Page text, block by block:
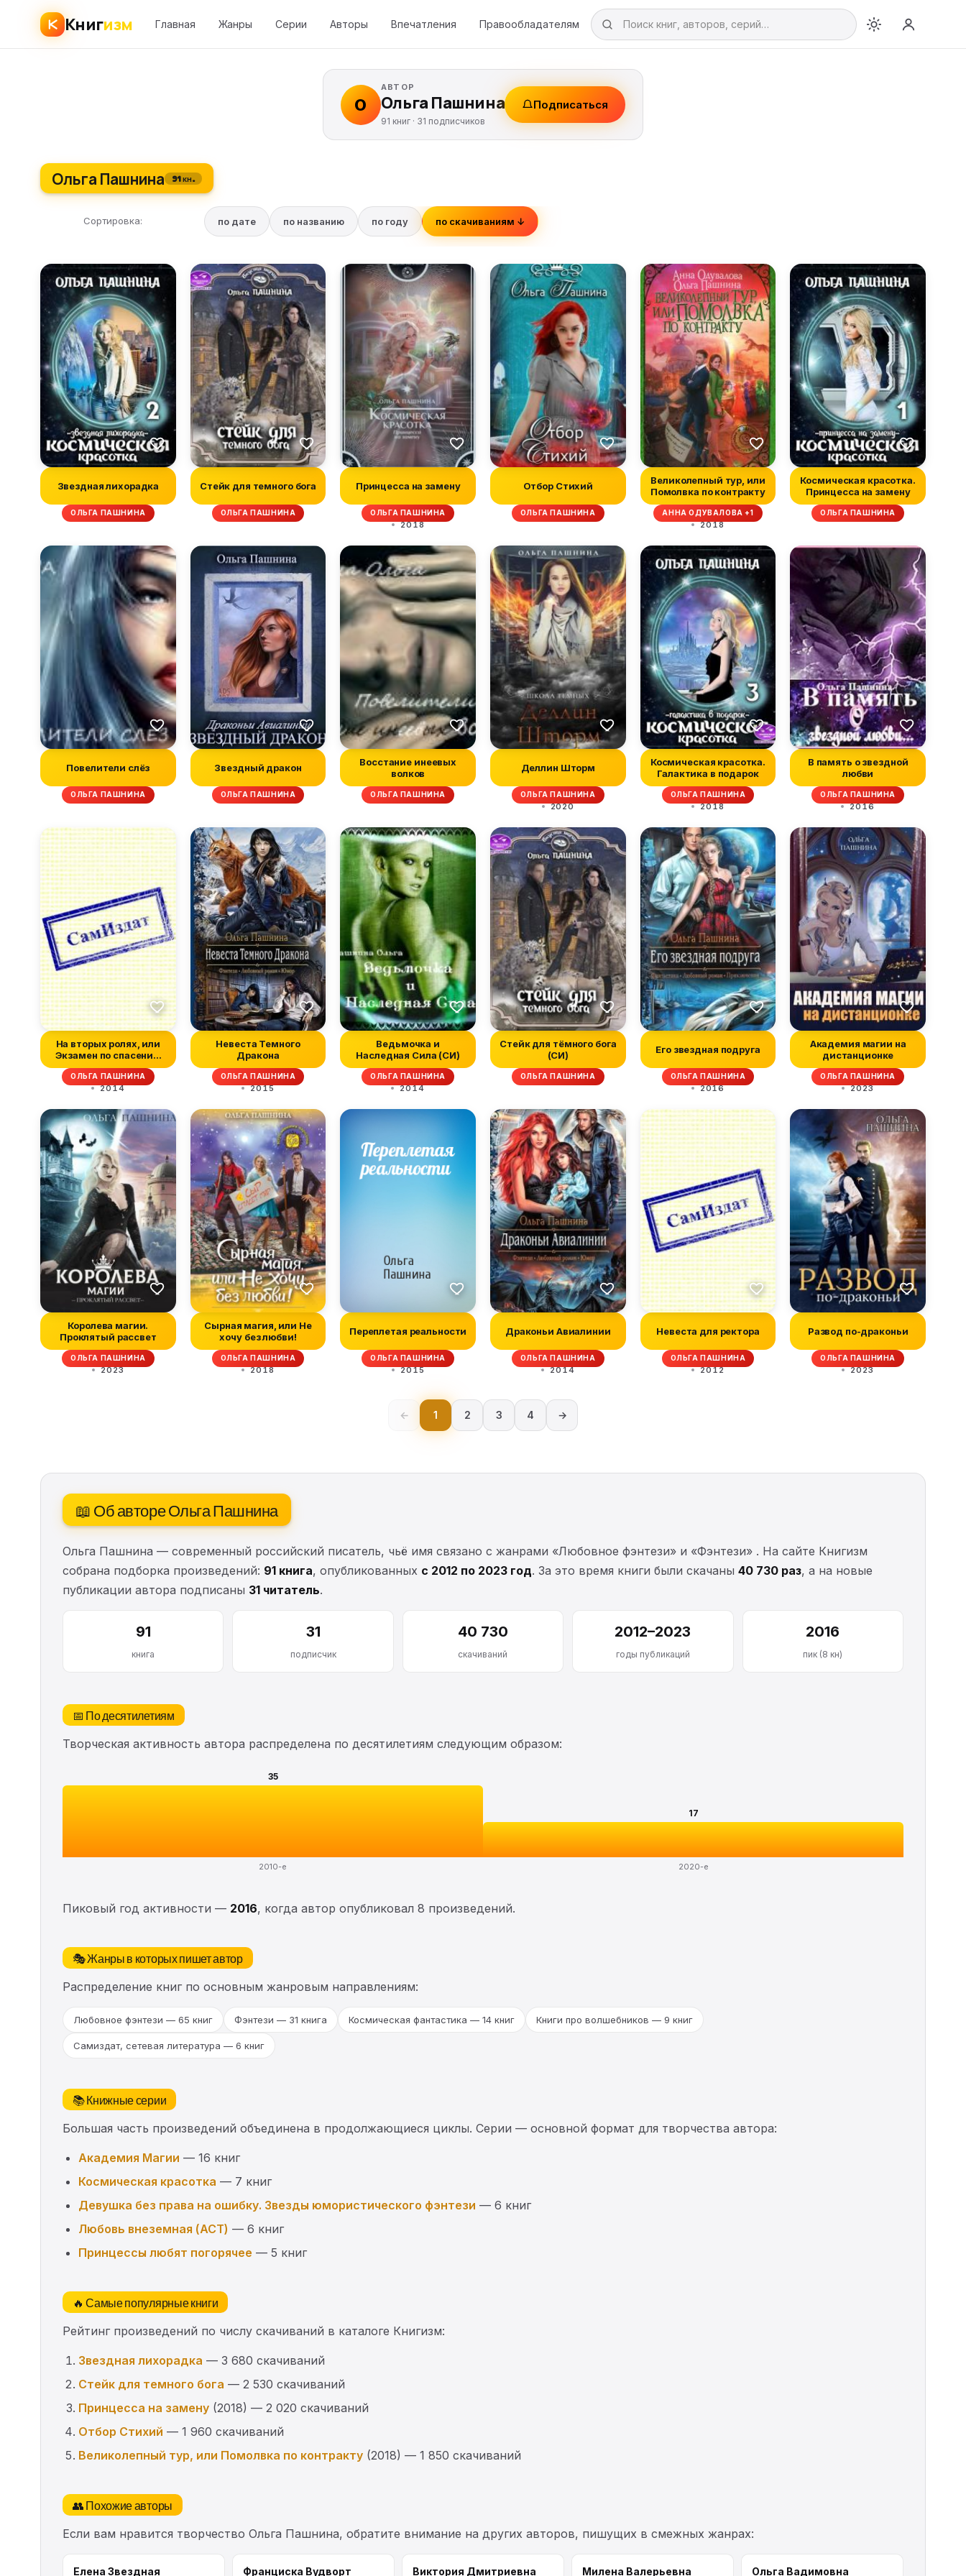
Книгизм Главная Жанры Серии Авторы Впечатления Правообладателям
О
АВТОР
Ольга Пашнина
91 книг · 31 подписчиков
Подписаться
Ольга Пашнина 91 кн.
Сортировка: по дате по названию по году по скачиваниям ↓
Звездная лихорадка
ОЛЬГА ПАШНИНА
Стейк для темного бога
ОЛЬГА ПАШНИНА
Принцесса на замену
ОЛЬГА ПАШНИНА
2018
Отбор Стихий
ОЛЬГА ПАШНИНА
Великолепный тур, или
Помолвка по контракту
АННА ОДУВАЛОВА +1
2018
Космическая красотка.
Принцесса на замену
ОЛЬГА ПАШНИНА
Повелители слёз
ОЛЬГА ПАШНИНА
Звездный дракон
ОЛЬГА ПАШНИНА
Восстание инеевых
волков
ОЛЬГА ПАШНИНА
Деллин Шторм
ОЛЬГА ПАШНИНА
2020
Космическая красотка.
Галактика в подарок
ОЛЬГА ПАШНИНА
2018
В память о звездной
любви
ОЛЬГА ПАШНИНА
2016
На вторых ролях, или
Экзамен по спасению
принцессы...
ОЛЬГА ПАШНИНА
2014
Невеста Темного
Дракона
ОЛЬГА ПАШНИНА
2015
Ведьмочка и
Наследная Сила (СИ)
ОЛЬГА ПАШНИНА
2014
Стейк для тёмного бога
(СИ)
ОЛЬГА ПАШНИНА
Его звездная подруга
ОЛЬГА ПАШНИНА
2016
Академия магии на
дистанционке
ОЛЬГА ПАШНИНА
2023
Королева магии.
Проклятый рассвет
ОЛЬГА ПАШНИНА
2023
Сырная магия, или Не
хочу без любви!
ОЛЬГА ПАШНИНА
2018
Переплетая реальности
ОЛЬГА ПАШНИНА
2015
Драконьи Авиалинии
ОЛЬГА ПАШНИНА
2014
Невеста для ректора
ОЛЬГА ПАШНИНА
2012
Развод по-драконьи
ОЛЬГА ПАШНИНА
2023
← 1 2 3 4 →
📖 Об авторе Ольга Пашнина
Ольга Пашнина — современный российский писатель, чьё имя связано с жанрами «Любовное фэнтези» и «Фэнтези» . На сайте Книгизм
собрана подборка произведений: 91 книга, опубликованных с 2012 по 2023 год. За это время книги были скачаны 40 730 раз, а на новые
публикации автора подписаны 31 читатель.
91
книга
31
подписчик
40 730
скачиваний
2012–2023
годы публикаций
2016
пик (8 кн)
📅 По десятилетиям
Творческая активность автора распределена по десятилетиям следующим образом:
35
2010-е
17
2020-е
Пиковый год активности — 2016, когда автор опубликовал 8 произведений.
🎭 Жанры в которых пишет автор
Распределение книг по основным жанровым направлениям:
Любовное фэнтези — 65 книг Фэнтези — 31 книга Космическая фантастика — 14 книг Книги про волшебников — 9 книг
Самиздат, сетевая литература — 6 книг
📚 Книжные серии
Большая часть произведений объединена в продолжающиеся циклы. Серии — основной формат для творчества автора:
Академия Магии — 16 книг
Космическая красотка — 7 книг
Девушка без права на ошибку. Звезды юмористического фэнтези — 6 книг
Любовь внеземная (АСТ) — 6 книг
Принцессы любят погорячее — 5 книг
🔥 Самые популярные книги
Рейтинг произведений по числу скачиваний в каталоге Книгизм:
Звездная лихорадка — 3 680 скачиваний
Стейк для темного бога — 2 530 скачиваний
Принцесса на замену (2018) — 2 020 скачиваний
Отбор Стихий — 1 960 скачиваний
Великолепный тур, или Помолвка по контракту (2018) — 1 850 скачиваний
👥 Похожие авторы
Если вам нравится творчество Ольга Пашнина, обратите внимание на других авторов, пишущих в смежных жанрах:
Елена Звездная Франциска Вудворт Виктория Дмитриевна Милена Валерьевна Ольга Вадимовна